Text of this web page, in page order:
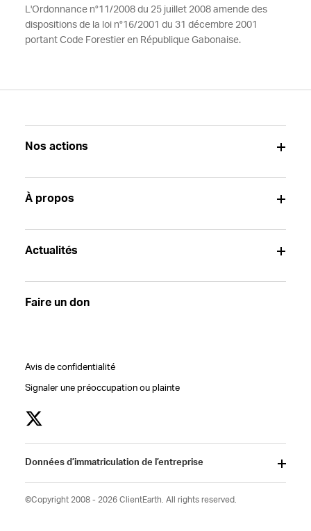
L'Ordonnance n°11/2008 du 25 juillet 2008 amende des
dispositions de la loi n°16/2001 du 31 décembre 2001
portant Code Forestier en République Gabonaise.
Nos actions
À propos
Actualités
Faire un don
Avis de confidentialité
Signaler une préoccupation ou plainte
Données d’immatriculation de l’entreprise
©Copyright 2008 - 2026 ClientEarth. All rights reserved.